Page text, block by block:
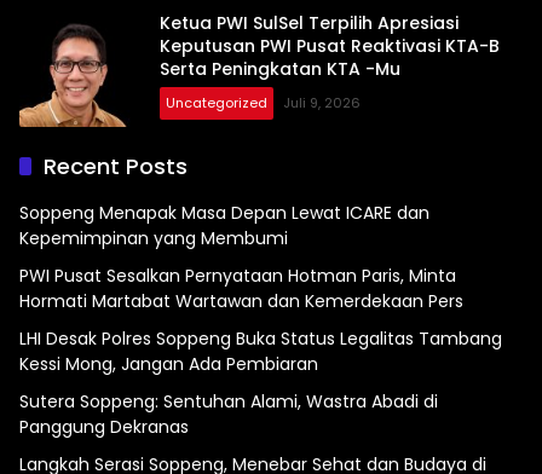
Ketua PWI SulSel Terpilih Apresiasi
Keputusan PWI Pusat Reaktivasi KTA-B
Serta Peningkatan KTA -Mu
Uncategorized Juli 9, 2026
Recent Posts
Soppeng Menapak Masa Depan Lewat ICARE dan
Kepemimpinan yang Membumi
PWI Pusat Sesalkan Pernyataan Hotman Paris, Minta
Hormati Martabat Wartawan dan Kemerdekaan Pers
LHI Desak Polres Soppeng Buka Status Legalitas Tambang
Kessi Mong, Jangan Ada Pembiaran
Sutera Soppeng: Sentuhan Alami, Wastra Abadi di
Panggung Dekranas
Langkah Serasi Soppeng, Menebar Sehat dan Budaya di